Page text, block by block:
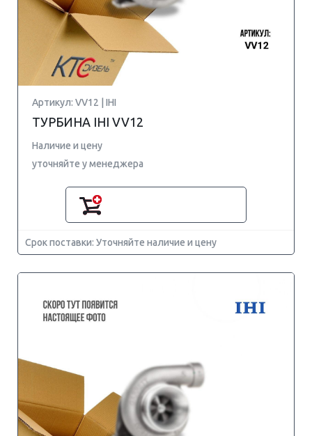
Артикул: VV12 | IHI
ТУРБИНА IHI VV12
Наличие и цену
уточняйте у менеджера
Срок поставки: Уточняйте наличие и цену